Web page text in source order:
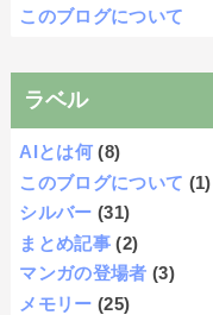
このブログについて
ラベル
AIとは何 (8)
このブログについて (1)
シルバー (31)
まとめ記事 (2)
マンガの登場者 (3)
メモリー (25)